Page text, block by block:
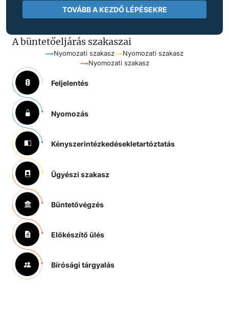
TOVÁBB A KEZDŐ LÉPÉSEKRE
A büntetőeljárás szakaszai
Nyomozati szakasz
Nyomozati szakasz
Nyomozati szakasz
Feljelentés
Nyomozás
Kényszerintézkedésekletartóztatás
Ügyészi szakasz
Büntetővégzés
Előkészítő ülés
Bírósági tárgyalás